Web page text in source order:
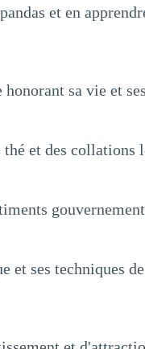
et en
sa vie et
et des collations
et ses techniques